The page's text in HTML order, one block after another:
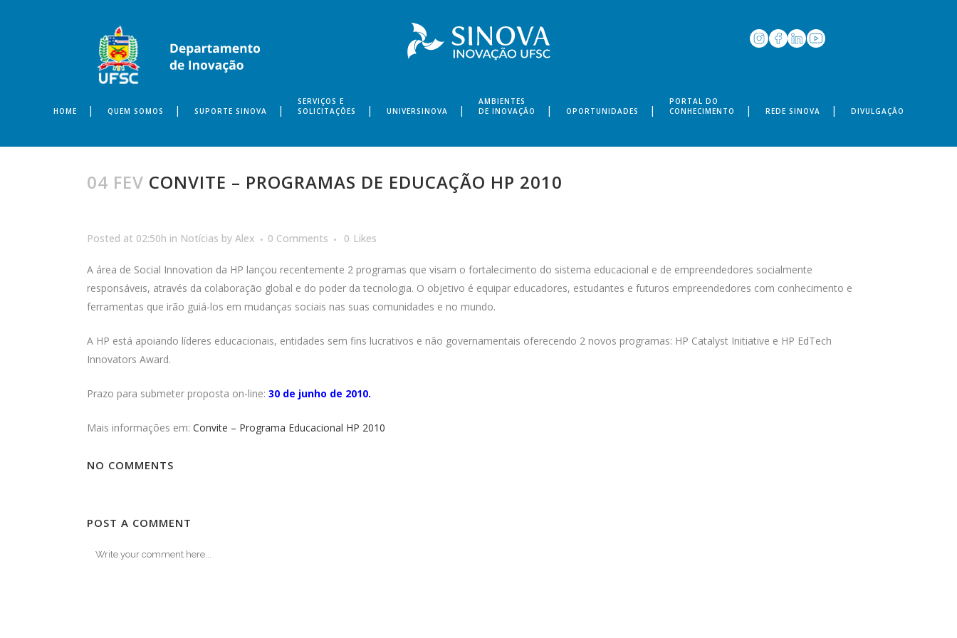
HOME QUEM SOMOS SUPORTE SINOVA
SERVIÇOS E
SOLICITAÇÕES
UNIVERSINOVA
AMBIENTES
DE INOVAÇÃO
OPORTUNIDADES
PORTAL DO
CONHECIMENTO
REDE SINOVA DIVULGAÇÃO
04 FEV CONVITE – PROGRAMAS DE EDUCAÇÃO HP 2010
Posted at 02:50h in Notícias by Alex 0 Comments 0 Likes
A área de Social Innovation da HP lançou recentemente 2 programas que visam o fortalecimento do sistema educacional e de empreendedores socialmente
responsáveis, através da colaboração global e do poder da tecnologia. O objetivo é equipar educadores, estudantes e futuros empreendedores com conhecimento e
ferramentas que irão guiá-los em mudanças sociais nas suas comunidades e no mundo.
A HP está apoiando líderes educacionais, entidades sem fins lucrativos e não governamentais oferecendo 2 novos programas: HP Catalyst Initiative e HP EdTech
Innovators Award.
Prazo para submeter proposta on-line: 30 de junho de 2010.
Mais informações em: Convite – Programa Educacional HP 2010
NO COMMENTS
POST A COMMENT